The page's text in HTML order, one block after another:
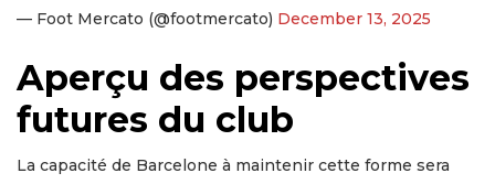
— Foot Mercato (@footmercato) December 13, 2025
Aperçu des perspectives
futures du club
La capacité de Barcelone à maintenir cette forme sera